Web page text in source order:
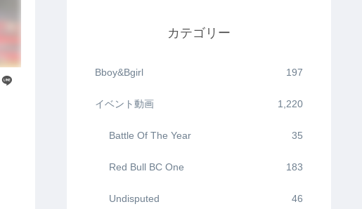
カテゴリー
Bboy&Bgirl 197
イベント動画 1,220
Battle Of The Year 35
Red Bull BC One 183
Undisputed 46